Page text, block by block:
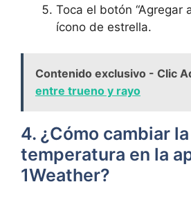
Toca el botón “Agregar
ícono de estrella.
Contenido exclusivo - Clic
entre trueno y rayo
4. ¿Cómo cambiar
temperatura en la
1Weather?